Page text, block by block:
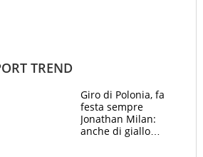
TREND
Giro di Polonia, fa
festa sempre
Jonathan Milan:
anche di giallo